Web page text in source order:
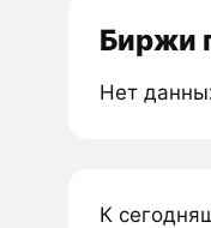
Биржи
Нет
К